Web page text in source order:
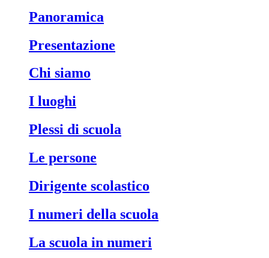
Panoramica
Presentazione
Chi siamo
I luoghi
Plessi di scuola
Le persone
Dirigente scolastico
I numeri della scuola
La scuola in numeri